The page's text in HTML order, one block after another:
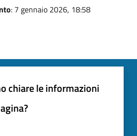
: 7 gennaio 2026, 18:58
chiare le informazioni